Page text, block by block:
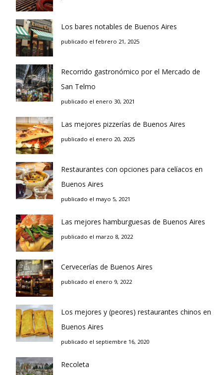
Los bares notables de Buenos Aires
publicado el febrero 21, 2025
Recorrido gastronómico por el Mercado de
San Telmo
publicado el enero 30, 2021
Las mejores pizzerías de Buenos Aires
publicado el enero 20, 2025
Restaurantes con opciones para celíacos en
Buenos Aires
publicado el mayo 5, 2021
Las mejores hamburguesas de Buenos Aires
publicado el marzo 8, 2022
Cervecerías de Buenos Aires
publicado el enero 9, 2022
Los mejores y (peores) restaurantes chinos en
Buenos Aires
publicado el septiembre 16, 2020
Recoleta